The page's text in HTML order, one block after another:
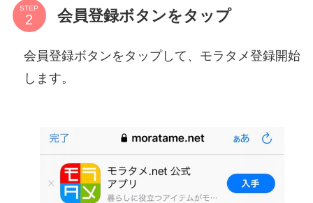
STEP 会員登録ボタンをタップ
会員登録ボタンをタップして、モラタメ登録開始
します。